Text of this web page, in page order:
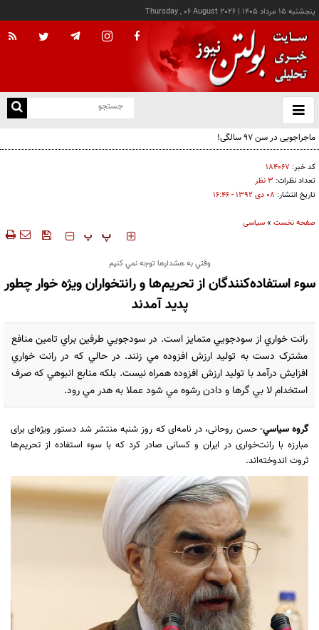
پنجشنبه ۱۵ مرداد ۱۴۰۵ |
Thursday , 06 August 2026
باز
و
کد خبر: ۱۸۴۰۶۷
تعداد نظرات: ۳ نظر
تاریخ انتشار: ۰۸ دی ۱۳۹۲ - ۱۶:۴۶
صفحه نخست »سیاسی
‍‍‍ پ پ
وقتي به هشدارها توجه نمي كنيم
سوء استفاده‌کنندگان از تحریم‌ها و رانتخواران ويژه خوار چطور
پديد آمدند
رانت خواري از سودجويي متمايز است. در سودجويي طرفين براي تامين منافع
مشترک دست به توليد ارزش افزوده مي زنند. در حالي که در رانت خواري
افزايش درآمد با توليد ارزش افزوده همراه نيست. بلکه منابع انبوهي که صرف
استخدام لا بي گرها و دادن رشوه مي شود عملا به هدر مي رود.
گروه سياسي- حسن روحانی، در نامه‌ای که روز شنبه منتشر شد دستور ویژه‌ای برای
مبارزه با رانت‌خواری در ایران و کسانی صادر کرد که با سوء استفاده از تحریم‌ها
ثروت اندوخته‌اند.